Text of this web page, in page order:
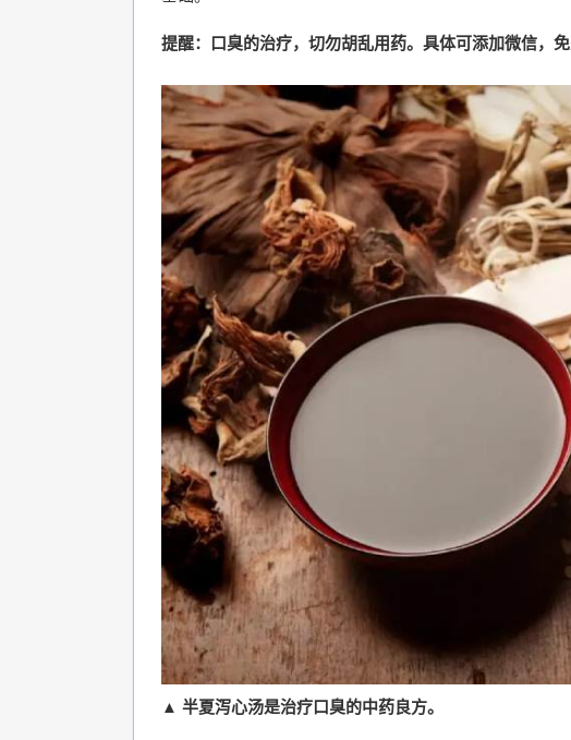
提醒：口臭的治疗，切勿胡乱用药。具体可添加微信，免
▲ 半夏泻心汤是治疗口臭的中药良方。